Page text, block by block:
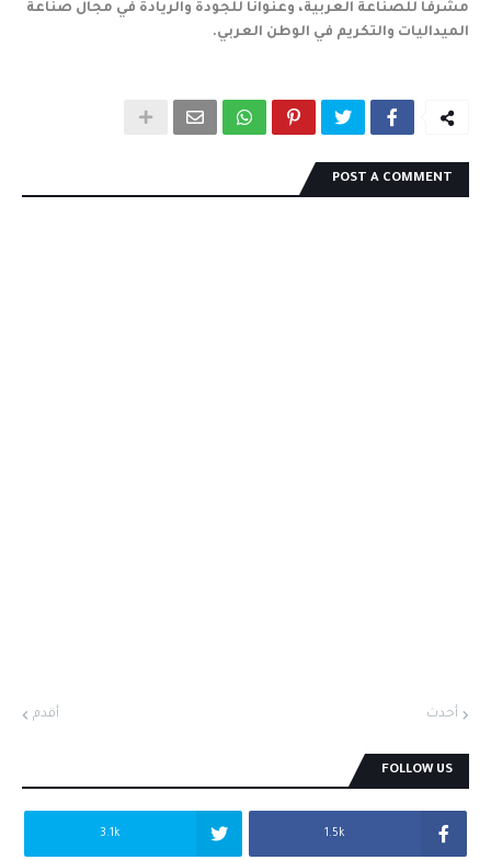
مشرفًا للصناعة العربية، وعنوانًا للجودة والريادة في مجال صناعة
الميداليات والتكريم في الوطن العربي.
POST A COMMENT
أحدث أقدم
FOLLOW US
1.5k
3.1k